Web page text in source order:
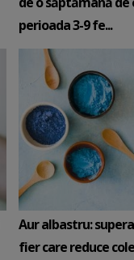
perioada 3-9 fe...
Aur albastru:
fier care reduce